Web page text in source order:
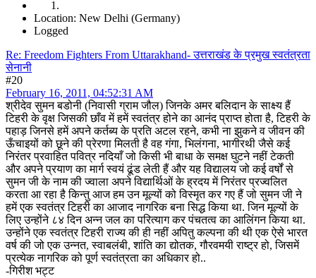
Location: New Delhi (Germany)
Logged
Re: Freedom Fighters From Uttarakhand- उत्तराखंड के प्रमुख स्वतंत्रता
सेनानी
#20
February 16, 2011, 04:52:31 AM
श्रीदेव सुमन बडोनी (निवासी ग्राम जौल) जिनके अमर बलिदान के साक्ष्य हैं
टिहरी के वृक्ष जिसकी छाँव में हमें स्वतंत्र होने का आनंद प्राप्त होता है, टिहरी के
पहाड़ जिनसे हमें अपने कर्तब्य के प्रति अटल रहने, कभी ना झुकने व जीवन की
ऊँचाइयों को छूने की प्रेरणा मिलती है वह गंगा, भिलंगना, भागीरथी जैसे कई
निरंतर प्रवाहित पवित्र नदियाँ जो किसी भी बाधा के समक्ष घुटने नहीं टेकती
और अपने प्रयाण का मार्ग स्वयं ढूंड लेती हैं और यह विद्यालय जो कई वर्षों से
सुमन जी के नाम की ज्वाला अपने विद्यार्थिओं के ह्रदय में निरंतर प्रज्वलित
करता आ रहा है किन्तु आज हम उन मूल्यों को विस्मृत कर गए हैं जो सुमन जी ने
हमें एक स्वतंत्र टिहरी का आजाद नागरिक बना सिद्ध किया था. जिन मूल्यों के
लिए उन्होंने ८४ दिन अन्न जल का परित्याग कर पंचतत्व का आलिंगन किया था.
उन्होंने एक स्वतंत्र टिहरी राज्य की ही नहीं अपितु कल्पना की थी एक ऐसे भारत
वर्ष की जो एक उन्नत, स्वाबलंबी, शांति का द्योतक, गौरवमयी राष्ट्र हो, जिसमें
प्रत्येक नागरिक को पूर्ण स्वतंत्रता का अधिकार हो..
-गिरीश भट्ट